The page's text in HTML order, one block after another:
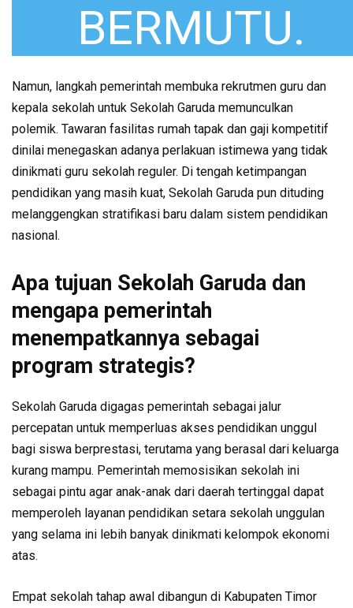
BERMUTU.
Namun, langkah pemerintah membuka rekrutmen guru dan
kepala sekolah untuk Sekolah Garuda memunculkan
polemik. Tawaran fasilitas rumah tapak dan gaji kompetitif
dinilai menegaskan adanya perlakuan istimewa yang tidak
dinikmati guru sekolah reguler. Di tengah ketimpangan
pendidikan yang masih kuat, Sekolah Garuda pun dituding
melanggengkan stratifikasi baru dalam sistem pendidikan
nasional.
Apa tujuan Sekolah Garuda dan
mengapa pemerintah
menempatkannya sebagai
program strategis?
Sekolah Garuda digagas pemerintah sebagai jalur
percepatan untuk memperluas akses pendidikan unggul
bagi siswa berprestasi, terutama yang berasal dari keluarga
kurang mampu. Pemerintah memosisikan sekolah ini
sebagai pintu agar anak-anak dari daerah tertinggal dapat
memperoleh layanan pendidikan setara sekolah unggulan
yang selama ini lebih banyak dinikmati kelompok ekonomi
atas.
Empat sekolah tahap awal dibangun di Kabupaten Timor